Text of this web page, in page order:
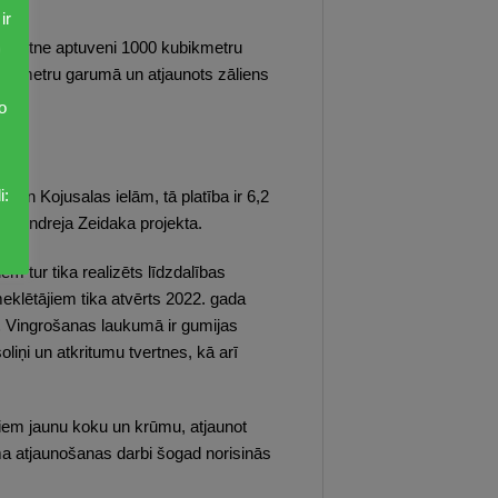
aptuveni 1000 kubikmetru
metru garumā un atjaunots zāliens
un Kojusalas ielām, tā platība ir 6,2
Andreja Zeidaka projekta.
tur tika realizēts līdzdalības
tika atvērts 2022. gada
laukumā ir gumijas
un atkritumu tvertnes, kā arī
jaunu koku un krūmu, atjaunot
atjaunošanas darbi šogad norisinās